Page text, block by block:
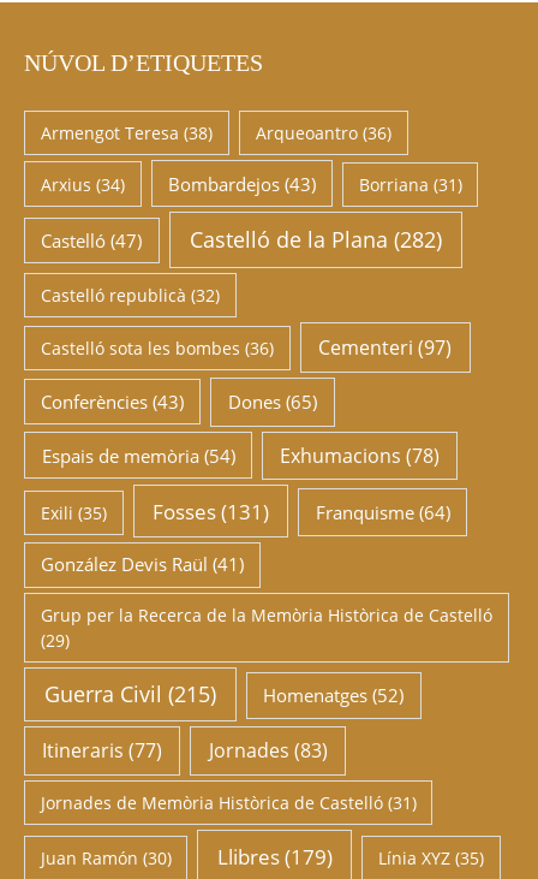
NÚVOL D’ETIQUETES
Armengot Teresa (38) Arqueoantro(36)
Arxius (34) Bombardejos(43) Borriana (31)
Castelló (47) Castelló de la Plana (282)
Castelló republicà (32)
Castelló sota les bombes (36) Cementeri (97)
Conferències (43) Dones(65)
Espais de memòria(54) Exhumacions (78)
Exili (35) Fosses(131) Franquisme(64)
González Devis Raül (41)
Grup per la Recerca de la Memòria Històrica de Castelló
(29)
Guerra Civil (215) Homenatges (52)
Itineraris (77) Jornades (83)
Jornades de Memòria Històrica de Castelló(31)
Juan Ramón (30) Llibres(179) Línia XYZ (35)